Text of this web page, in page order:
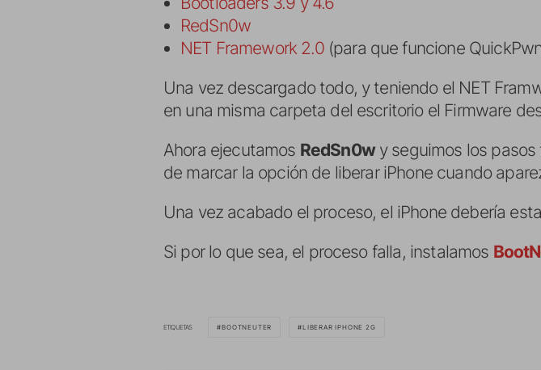
RedSn0w
NET Framework 2.0(para que funcione
Una vez descargado todo, y teniendo el NET
en una misma carpeta del escritorio el Firmware
Ahora ejecutamos RedSn0wy seguimos los pasos
de marcar la opción de liberar iPhone cuando
Una vez acabado el proceso, el iPhone debería
Si por lo que sea, el proceso falla, instalamos
ETIQUETAS BOOTNEUTER LIBERAR IPHONE 2G